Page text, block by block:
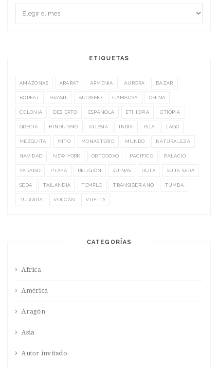
ETIQUETAS
AMAZONAS ARARAT ARMENIA AURORA BAZAR
BOREAL BRASIL BUDISMO CAMBOYA CHINA
COLONIA DESIERTO ESPAÑOLA ETHIOPIA ETIOPIA
GRECIA HINDUISMO IGLESIA INDIA ISLA LAGO
MEZQUITA MITO MONASTERIO MUNDO NATURALEZA
NAVIDAD NEW YORK ORTODOXO PACIFICO PALACIO
PARAISO PLAYA RELIGIÓN RUINAS RUTA RUTA SEDA
SEDA TAILANDIA TEMPLO TRANSIBERIANO TUMBA
TURQUÍA VOLCÁN VUELTA
CATEGORÍAS
Africa
América
Aragón
Asia
Autor invitado